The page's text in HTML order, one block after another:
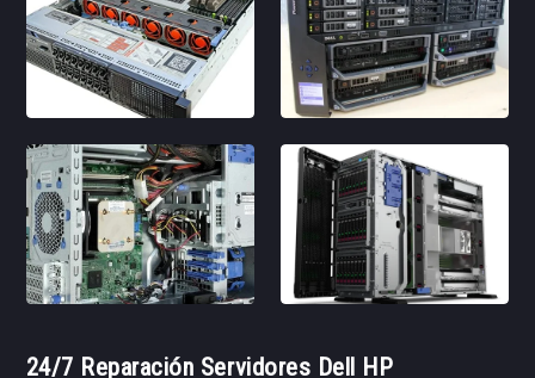
24/7 Reparación Servidores Dell HP